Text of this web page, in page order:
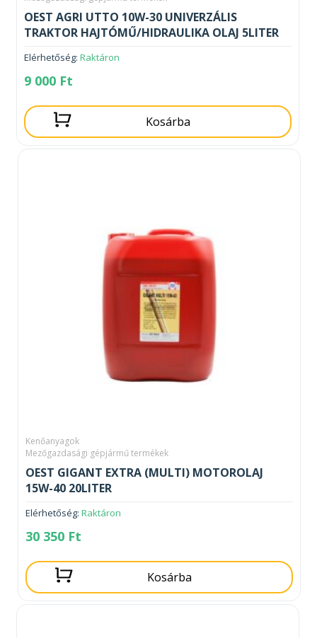
OEST AGRI UTTO 10W-30 UNIVERZÁLIS
TRAKTOR HAJTÓMŰ/HIDRAULIKA OLAJ 5LITER
Elérhetőség: Raktáron
9 000 Ft
Kosárba
Kenőanyagok
Mezőgazdasági gépjármű termékek
OEST GIGANT EXTRA (MULTI) MOTOROLAJ
15W-40 20LITER
Elérhetőség: Raktáron
30 350 Ft
Kosárba